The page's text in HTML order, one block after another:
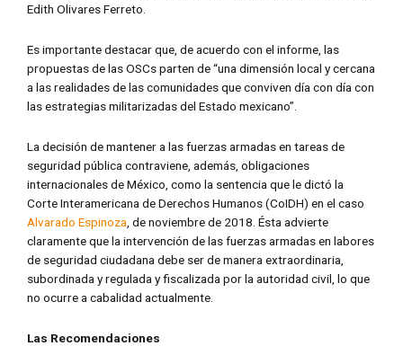
Edith Olivares Ferreto.
Es importante destacar que, de acuerdo con el informe, las
propuestas de las OSCs parten de “una dimensión local y cercana
a las realidades de las comunidades que conviven día con día con
las estrategias militarizadas del Estado mexicano”.
La decisión de mantener a las fuerzas armadas en tareas de
seguridad pública contraviene, además, obligaciones
internacionales de México, como la sentencia que le dictó la
Corte Interamericana de Derechos Humanos (CoIDH) en el caso
Alvarado Espinoza , de noviembre de 2018. Ésta advierte
claramente que la intervención de las fuerzas armadas en labores
de seguridad ciudadana debe ser de manera extraordinaria,
subordinada y regulada y fiscalizada por la autoridad civil, lo que
no ocurre a cabalidad actualmente.
Las Recomendaciones